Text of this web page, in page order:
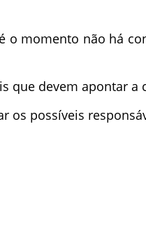
momento não há
que devem apontar a
os possíveis